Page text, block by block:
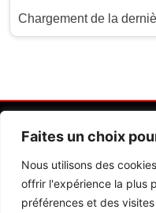
Faites un choix
Nous utilisons des
offrir l'expérience la plus
préférences et des
Chargement de la